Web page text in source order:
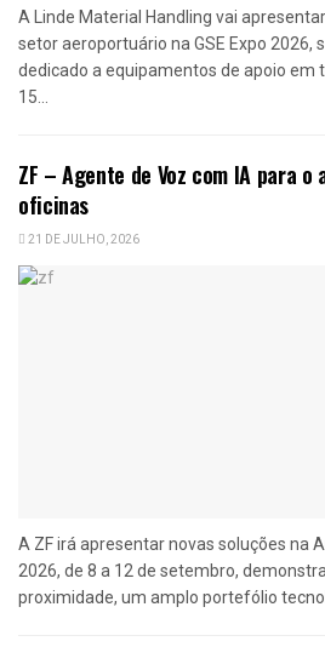
A Linde Material Handling vai
setor aeroportuário na GSE Expo 2026,
dedicado a equipamentos de apoio em
15...
ZF – Agente de Voz com IA para
oficinas
21 DE JULHO, 2026
A ZF irá apresentar novas soluções na
2026, de 8 a 12 de setembro,
proximidade, um amplo portefólio